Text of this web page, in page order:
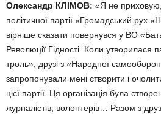
Олександр КЛІМОВ: «Я не
політичної партії «Громадський рух
вірніше сказати повернувся у ВО
Революції Гідності. Коли утворилася
троль», друзі з «Народної
запропонували мені створити і
цієї партії. Ця орга­нізація була
журналістів, волонтерів… Разом з